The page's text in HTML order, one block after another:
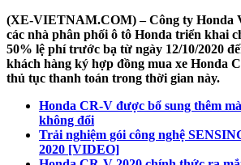
(XE-VIETNAM.COM) – Công ty Honda
các nhà phân phối ô tô Honda triển khai
50% lệ phí trước bạ từ ngày 12/10/2020
khách hàng ký hợp đồng mua xe Honda
thủ tục thanh toán trong thời gian này.
Honda CR-V được bổ sung thêm
không đổi
Trải nghiệm gói công nghệ
2020 [VIDEO]